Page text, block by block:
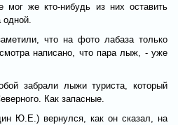
же кто-нибудь из них оставить
что на фото лабаза только
написано, что пара лыж, - уже
забрали лыжи туриста, который
Как запасные.
Ю.Е.) вернулся, как он сказал, на